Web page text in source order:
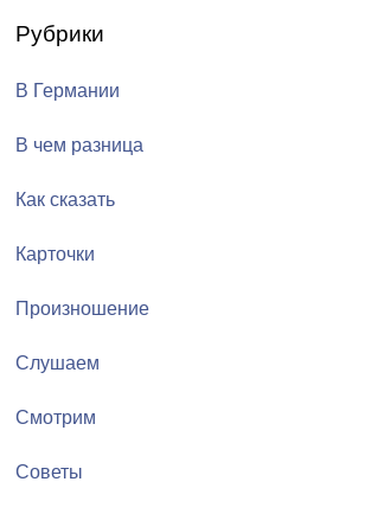
Рубрики
В Германии
В чем разница
Как сказать
Карточки
Произношение
Слушаем
Смотрим
Советы